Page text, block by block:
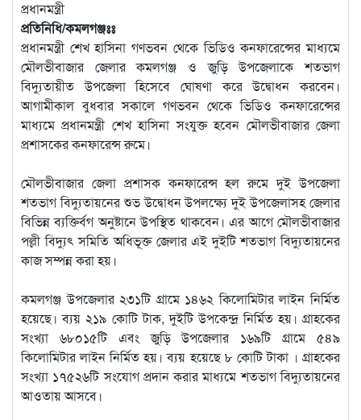
প্রতিনিধি/কমলগঞ্জঃঃ
প্রধানমন্ত্রী শেখ হাসিনা গণভবন থেকে ভিডিও কনফারেন্সের মাধ্যমে
মৌলভীবাজার জেলার কমলগঞ্জ ও জুড়ি উপজেলাকে শতভাগ
বিদ্যুতায়ীত উপজেলা হিসেবে ঘোষণা করে উদ্বোধন করবেন।
আগামীকাল বুধবার সকালে গণভবন থেকে ভিডিও কনফারেন্সের
মাধ্যমে প্রধানমন্ত্রী শেখ হাসিনা সংযুক্ত হবেন মৌলভীবাজার জেলা
প্রশাসকের কনফারেন্স রুমে।
মৌলভীবাজার জেলা প্রশাসক কনফারেন্স হল রুমে দুই উপজেলা
শতভাগ বিদ্যুতায়নের শুভ উদ্বোধন উপলক্ষ্যে দুই উপজেলাসহ জেলার
বিভিন্ন ব্যক্তির্বগ অনুষ্টানে উপস্থিত থাকবেন। এর আগে মৌলভীবাজার
পল্লী বিদ্যুৎ সমিতি অধিভূক্ত জেলার এই দুইটি শতভাগ বিদ্যুতায়নের
কাজ সম্পন্ন করা হয়।
কমলগঞ্জ উপজেলার ২৩১টি গ্রামে ১৪৬২ কিলোমিটার লাইন নির্মিত
হয়েছে। ব্যয় ২১৯ কোটি টাক, দুইটি উপকেন্দ্র নির্মিত হয়। গ্রাহকের
সংখ্যা ৬৮০১৫টি এবং জুড়ি উপজেলার ১৬৯টি গ্রামে ৫৪৯
কিলোমিটার লাইন নির্মিত হয়। ব্যয় হয়েছে ৮ কোটি টাকা । গ্রাহকের
সংখ্যা ১৭৫২৬টি সংযোগ প্রদান করার মাধ্যমে শতভাগ বিদ্যুতায়নের
আওতায় আসবে।